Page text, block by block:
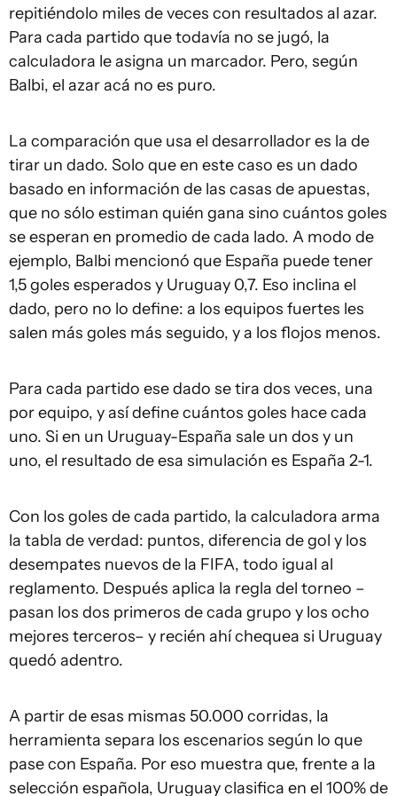
repitiéndolo miles de veces con resultados al azar.
Para cada partido que todavía no se jugó, la
calculadora le asigna un marcador. Pero, según
Balbi, el azar acá no es puro.
La comparación que usa el desarrollador es la de
tirar un dado. Solo que en este caso es un dado
basado en información de las casas de apuestas,
que no sólo estiman quién gana sino cuántos goles
se esperan en promedio de cada lado. A modo de
ejemplo, Balbi mencionó que España puede tener
1,5 goles esperados y Uruguay 0,7. Eso inclina el
dado, pero no lo define: a los equipos fuertes les
salen más goles más seguido, y a los flojos menos.
Para cada partido ese dado se tira dos veces, una
por equipo, y así define cuántos goles hace cada
uno. Si en un Uruguay-España sale un dos y un
uno, el resultado de esa simulación es España 2-1.
Con los goles de cada partido, la calculadora arma
la tabla de verdad: puntos, diferencia de gol y los
desempates nuevos de la FIFA, todo igual al
reglamento. Después aplica la regla del torneo –
pasan los dos primeros de cada grupo y los ocho
mejores terceros– y recién ahí chequea si Uruguay
quedó adentro.
A partir de esas mismas 50.000 corridas, la
herramienta separa los escenarios según lo que
pase con España. Por eso muestra que, frente a la
selección española, Uruguay clasifica en el 100% de